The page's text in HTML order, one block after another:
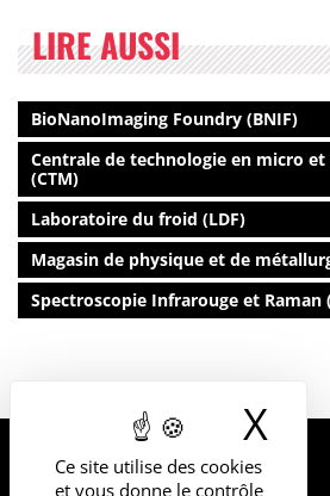
Ce site utilise des cookies
et vous donne le contrôle
X
LIRE AUSSI
BioNanoImaging Foundry (BNIF)
Centrale de technologie en micro
(CTM)
Laboratoire du froid (LDF)
Magasin de physique et de
Spectroscopie Infrarouge et Raman
UNIVERSITÉ